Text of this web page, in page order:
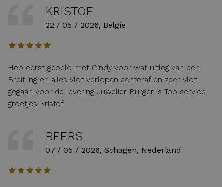
KRISTOF
22 / 05 / 2026, Belgie
Heb eerst gebeld met Cindy voor wat uitleg van een
Breitling en alles vlot verlopen achteraf en zeer vlot
gegaan voor de levering Juwelier Burger is Top service
groetjes Kristof
BEERS
07 / 05 / 2026, Schagen, Nederland